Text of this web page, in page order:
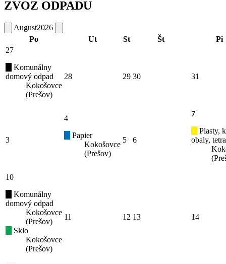
ZVOZ ODPADU
August2026
Po
Ut St Št
Pi
27
Komunálny
domový odpad
Kokošovce
(Prešov)
28 29 30 31
3
4
Papier
Kokošovce
(Prešov)
5 6
7
Plasty,
obaly,
10
Komunálny
domový odpad
Kokošovce
(Prešov)
Sklo
Kokošovce
(Prešov)
11 12 13 14